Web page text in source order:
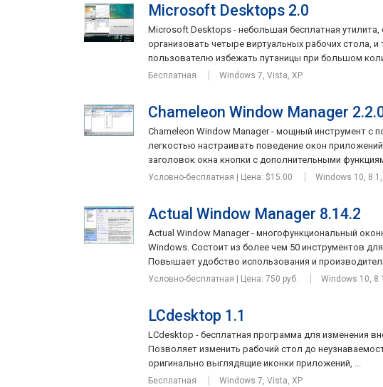
Microsoft Desktops 2.0
Microsoft Desktops - небольшая бесплатная
организовать четыре виртуальных рабочих стола,
пользователю избежать путаницы при большом
Бесплатная Windows 7, Vista, XP
Chameleon Window Manager
Chameleon Window Manager - мощный инструмент
легкостью настраивать поведение окон
заголовок окна кнопки с дополнительными
Условно-бесплатная | Цена: $15.00 Windows 10,
Actual Window Manager 8.14.2
Actual Window Manager - многофункциональный
Windows. Состоит из более чем 50 инструментов
Повышает удобство использования и
Условно-бесплатная | Цена: 750 руб. Windows 10,
LCdesktop 1.1
LCdesktop - бесплатная программа для изменения
Позволяет изменить рабочий стол до
оригинально выглядящие иконки приложений, ...
Бесплатная Windows 7, Vista, XP